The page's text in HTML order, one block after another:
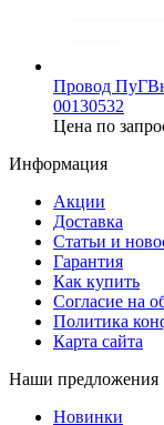
Провод
00130532
Цена по
Информация
Акции
Доставка
Статьи и
Гарантия
Как купить
Согласие на
Политика
Карта сайта
Наши предложения
Новинки